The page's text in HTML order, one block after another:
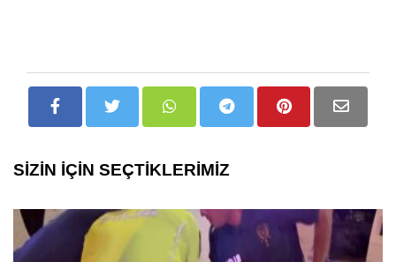
SİZİN İÇİN SEÇTİKLERİMİZ